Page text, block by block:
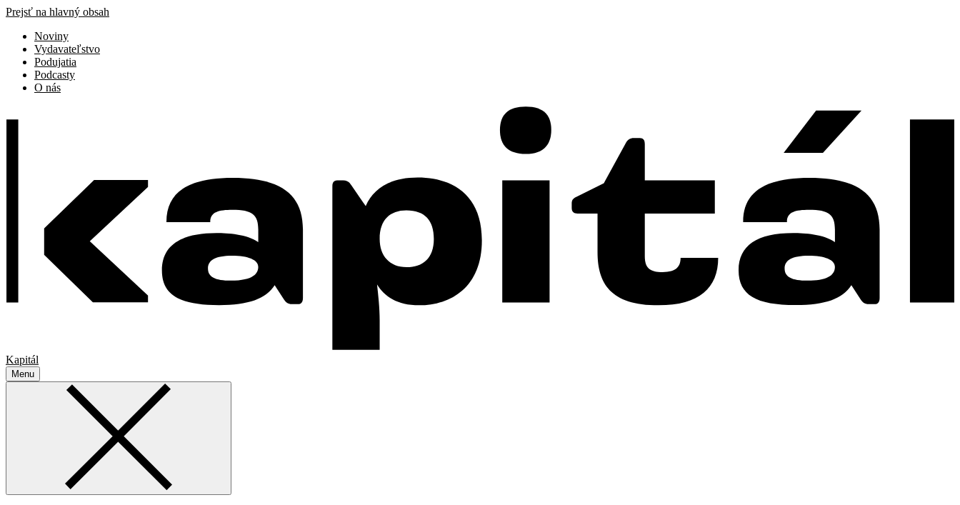
Prejsť na hlavný obsah
Noviny
Vydavateľstvo
Podujatia
Podcasty
O nás
Kapitál
Menu